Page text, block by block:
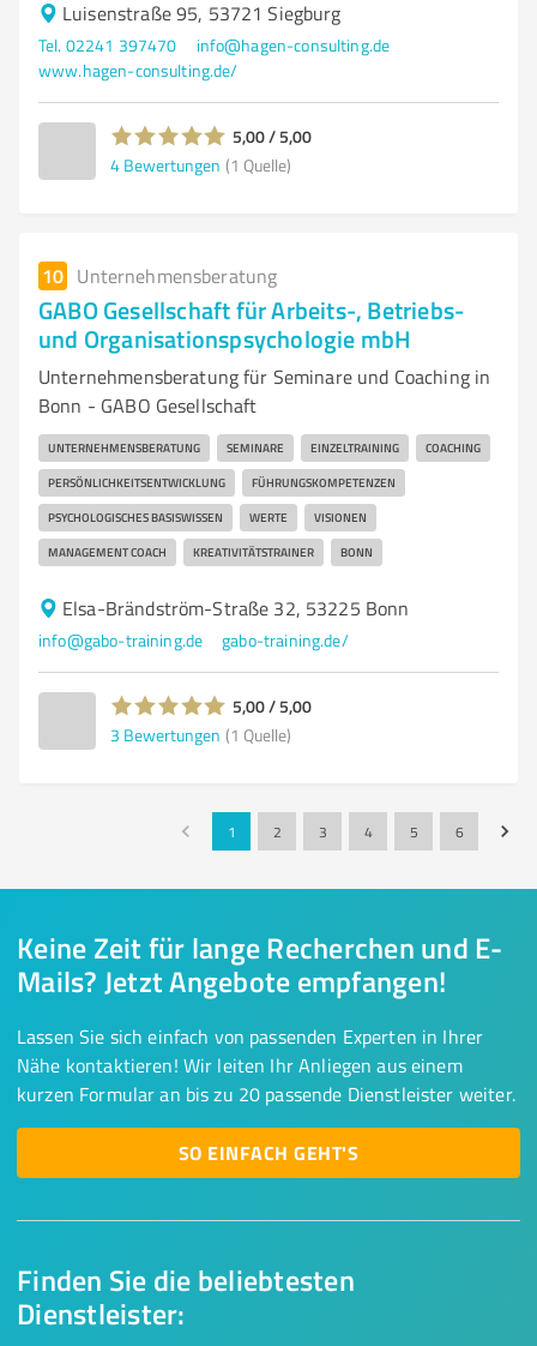
Luisenstraße 95, 53721 Siegburg
Tel. 02241 397470
info@hagen-consulting.de
www.hagen-consulting.de/
5,00 / 5,00
4 Bewertungen (1 Quelle)
10 Unternehmensberatung
GABO Gesellschaft für Arbeits-, Betriebs-
und Organisationspsychologie mbH
Unternehmensberatung für Seminare und Coaching in
Bonn - GABO Gesellschaft
UNTERNEHMENSBERATUNG SEMINARE EINZELTRAINING COACHING
PERSÖNLICHKEITSENTWICKLUNG FÜHRUNGSKOMPETENZEN
PSYCHOLOGISCHES BASISWISSEN WERTE VISIONEN
MANAGEMENT COACH KREATIVITÄTSTRAINER BONN
Elsa-Brändström-Straße 32, 53225 Bonn
info@gabo-training.de gabo-training.de/
5,00 / 5,00
3 Bewertungen (1 Quelle)
1 2 3 4 5 6
Finden Sie die beliebtesten
Dienstleister:
Keine Zeit für lange Recherchen und E-
Mails? Jetzt Angebote empfangen!
Lassen Sie sich einfach von passenden Experten in Ihrer
Nähe kontaktieren! Wir leiten Ihr Anliegen aus einem
kurzen Formular an bis zu 20 passende Dienstleister weiter.
SO EINFACH GEHT'S